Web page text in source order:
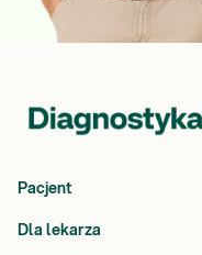
Pacjent
Dla lekarza